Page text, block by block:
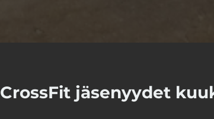
CrossFit jäsenyydet